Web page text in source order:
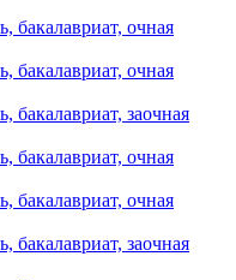
бакалавриат, очная
бакалавриат, очная
бакалавриат, заочная
бакалавриат, очная
бакалавриат, очная
бакалавриат, заочная